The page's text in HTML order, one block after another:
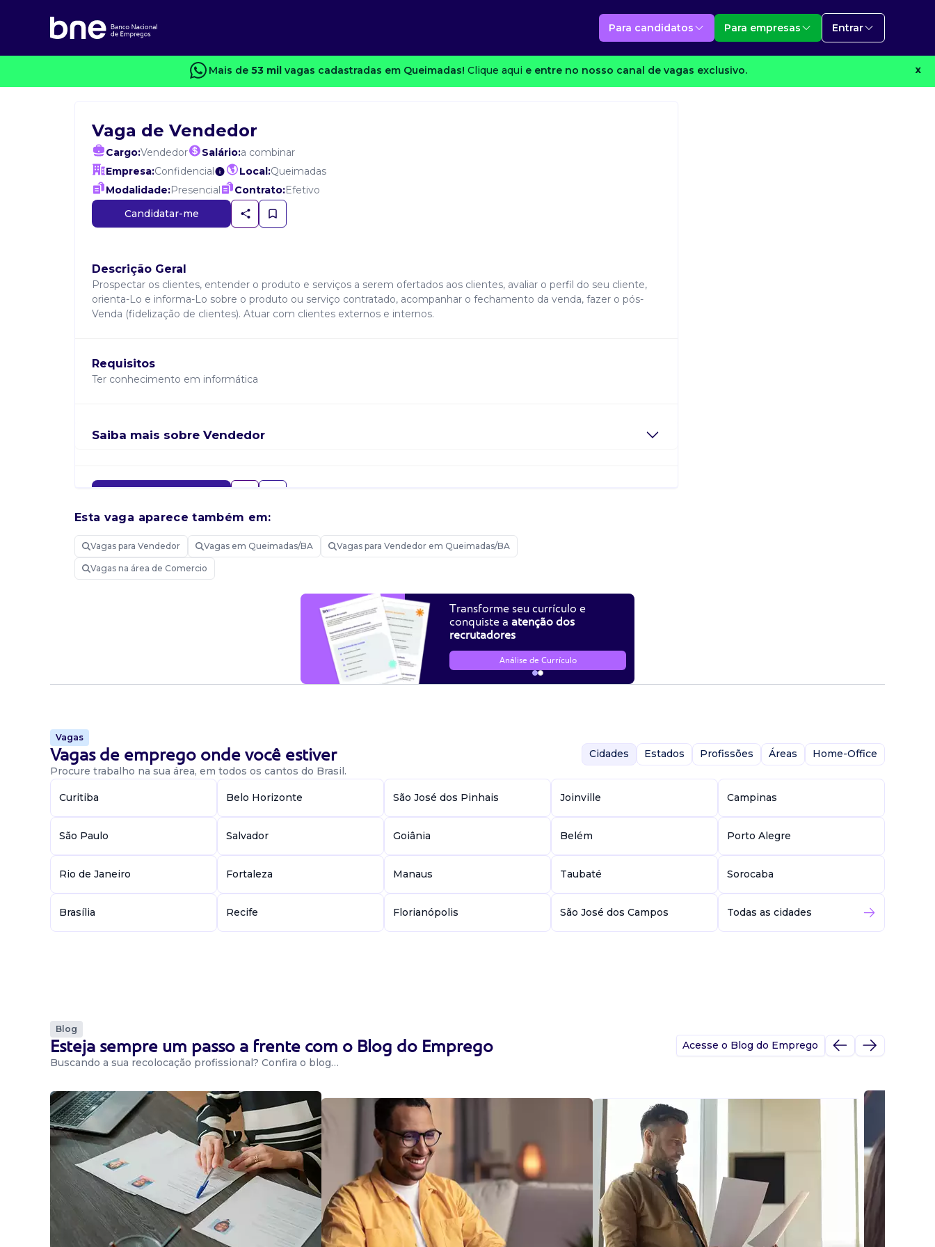
Para candidatos Para empresas Entrar
Mais de 53 mil vagas cadastradas em Queimadas! Clique aqui e entre no nosso canal de vagas exclusivo. X
Vaga de Vendedor
Cargo:Vendedor Salário:a combinar
Empresa:Confidencial Local:Queimadas
Modalidade:Presencial Contrato:Efetivo
Candidatar-me
Descrição Geral
Prospectar os clientes, entender o produto e serviços a serem ofertados aos clientes, avaliar o perfil do seu cliente,
orienta-Lo e informa-Lo sobre o produto ou serviço contratado, acompanhar o fechamento da venda, fazer o pós-
Venda (fidelização de clientes). Atuar com clientes externos e internos.
Requisitos
Ter conhecimento em informática
Saiba mais sobre Vendedor
Esta vaga aparece também em:
Vagas para Vendedor Vagas em Queimadas/BA Vagas para Vendedor em Queimadas/BA
Vagas na área de Comercio
Transforme seu currículo e
conquiste a atenção dos
recrutadores
Análise de Currículo
Vagas
Vagas de emprego onde você estiver
Procure trabalho na sua área, em todos os cantos do Brasil.
Cidades Estados Profissões Áreas Home-Office
Curitiba Belo Horizonte São José dos Pinhais Joinville Campinas
São Paulo Salvador Goiânia Belém Porto Alegre
Rio de Janeiro Fortaleza Manaus Taubaté Sorocaba
Brasília Recife Florianópolis São José dos Campos Todas as cidades
Blog
Esteja sempre um passo a frente com o Blog do Emprego
Buscando a sua recolocação profissional? Confira o blog…
Acesse o Blog do Emprego